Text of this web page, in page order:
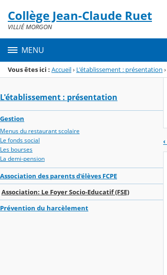
Menu de la rubrique
Contenu
Collège Jean-Claude Ruet
VILLIÉ MORGON
MENU
Vous êtes ici : Accueil› L'établissement : présentation ›
L'établissement : présentation
Gestion
Menus du restaurant scolaire
Le fonds social
Les bourses
La demi-pension
Association des parents d'élèves FCPE
Association: Le Foyer Socio-Educatif (FSE)
Prévention du harcèlement
‹